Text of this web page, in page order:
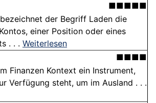
■■■■■
der Begriff Laden die
einer Position oder eines
. . . Weiterlesen
■■■■
Finanzen Kontext ein Instrument,
Verfügung steht, um im Ausland . . .